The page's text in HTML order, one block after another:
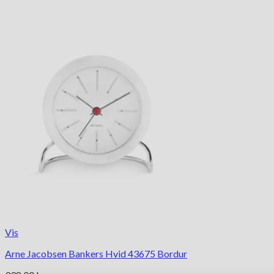
Vis
Arne Jacobsen Bankers Hvid 43675 Bordur